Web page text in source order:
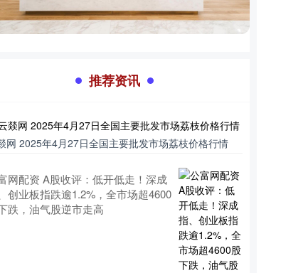
推荐资讯
网 2025年4月27日全国主要批发市场荔枝价格行情
网配资 A股收评：低开低走！深成
创业板指跌逾1.2%，全市场超4600
跌，油气股逆市走高